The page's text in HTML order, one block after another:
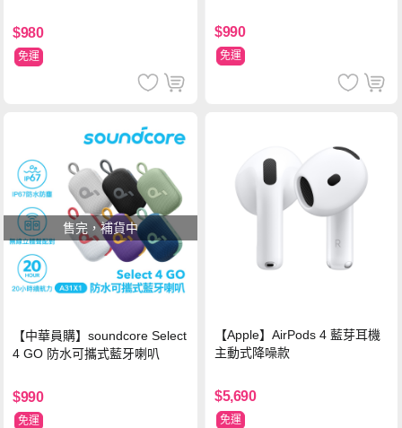
$980
免運
$990
免運
售完，補貨中
【中華員購】soundcore Select
4 GO 防水可攜式藍牙喇叭
$990
免運
【Apple】AirPods 4 藍芽耳機
主動式降噪款
$5,690
免運